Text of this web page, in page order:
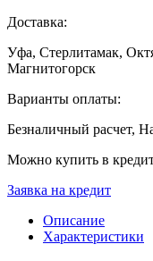
Доставка:
Уфа, Стерлитамак,
Магнитогорск
Варианты оплаты:
Безналичный расчет,
Можно купить в
Заявка на кредит
Описание
Характеристики